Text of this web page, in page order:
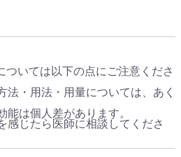
ついては以下の点にご注意くださ
・用法・用量については、あく
は個人差があります。
感じたら医師に相談してくださ